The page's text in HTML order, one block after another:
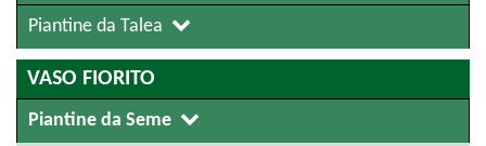
Piantine da Talea
VASO FIORITO
Piantine da Seme